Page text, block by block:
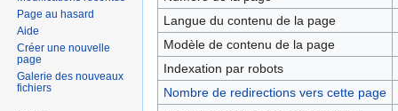
Langue du contenu de la page
Modèle de contenu de la page
Indexation par robots
Nombre de redirections vers cette page
Page au hasard
Aide
Créer une nouvelle
page
Galerie des nouveaux
fichiers